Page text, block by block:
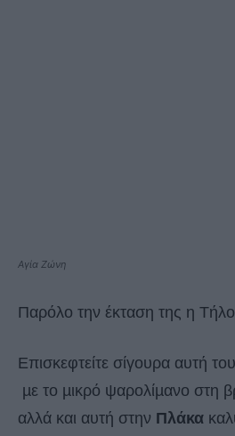
Αγία Ζώνη
Παρόλο την έκταση της η
Επισκεφτείτε σίγουρα αυτή του
µε το µικρό ψαρολίµανο στη
αλλά και αυτή στην Πλάκα